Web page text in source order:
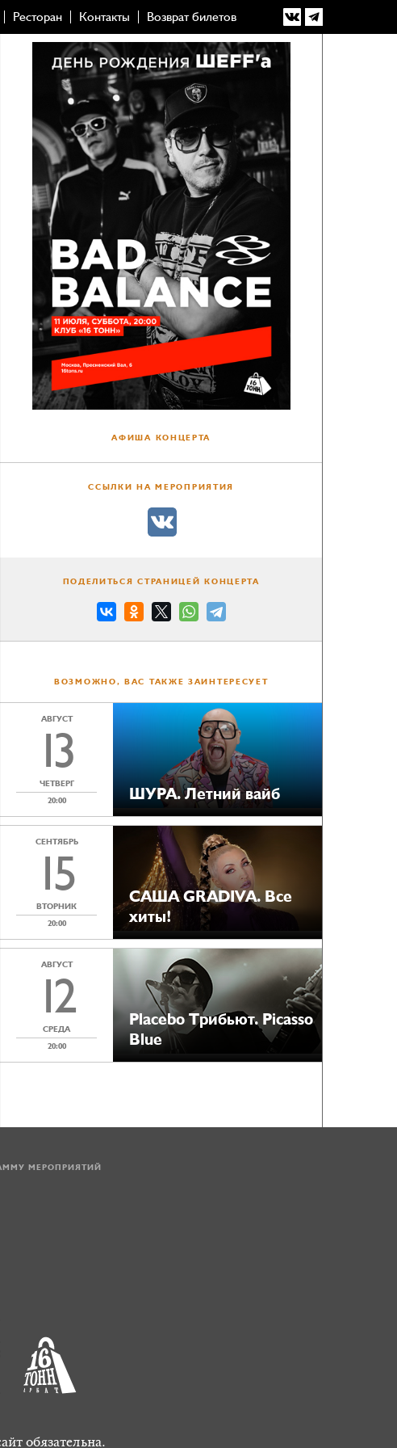
Ресторан Контакты Возврат билетов
АФИША КОНЦЕРТА
ССЫЛКИ НА МЕРОПРИЯТИЯ
ПОДЕЛИТЬСЯ СТРАНИЦЕЙ КОНЦЕРТА
ВОЗМОЖНО, ВАС ТАКЖЕ ЗАИНТЕРЕСУЕТ
АВГУСТ
13
ЧЕТВЕРГ
20:00
ШУРА. Летний вайб
СЕНТЯБРЬ
15
ВТОРНИК
20:00
САША GRADIVA. Все
хиты!
АВГУСТ
12
СРЕДА
20:00
Placebo Tрибьют. Picasso
Blue
МЕРОПРИЯТИЙ
обязательна.